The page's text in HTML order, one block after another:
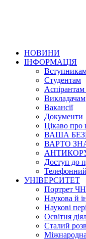
НОВИНИ
ІНФОРМАЦІЯ
Студентам
Аспірантам
Викладачам
Вакансії
Документи
Цікаво про
ВАША
ВАРТО
Доступ до
УНІВЕРСИТЕТ
Портрет
Наукова й
Наукові
Освітня
Сталий
Міжнародна